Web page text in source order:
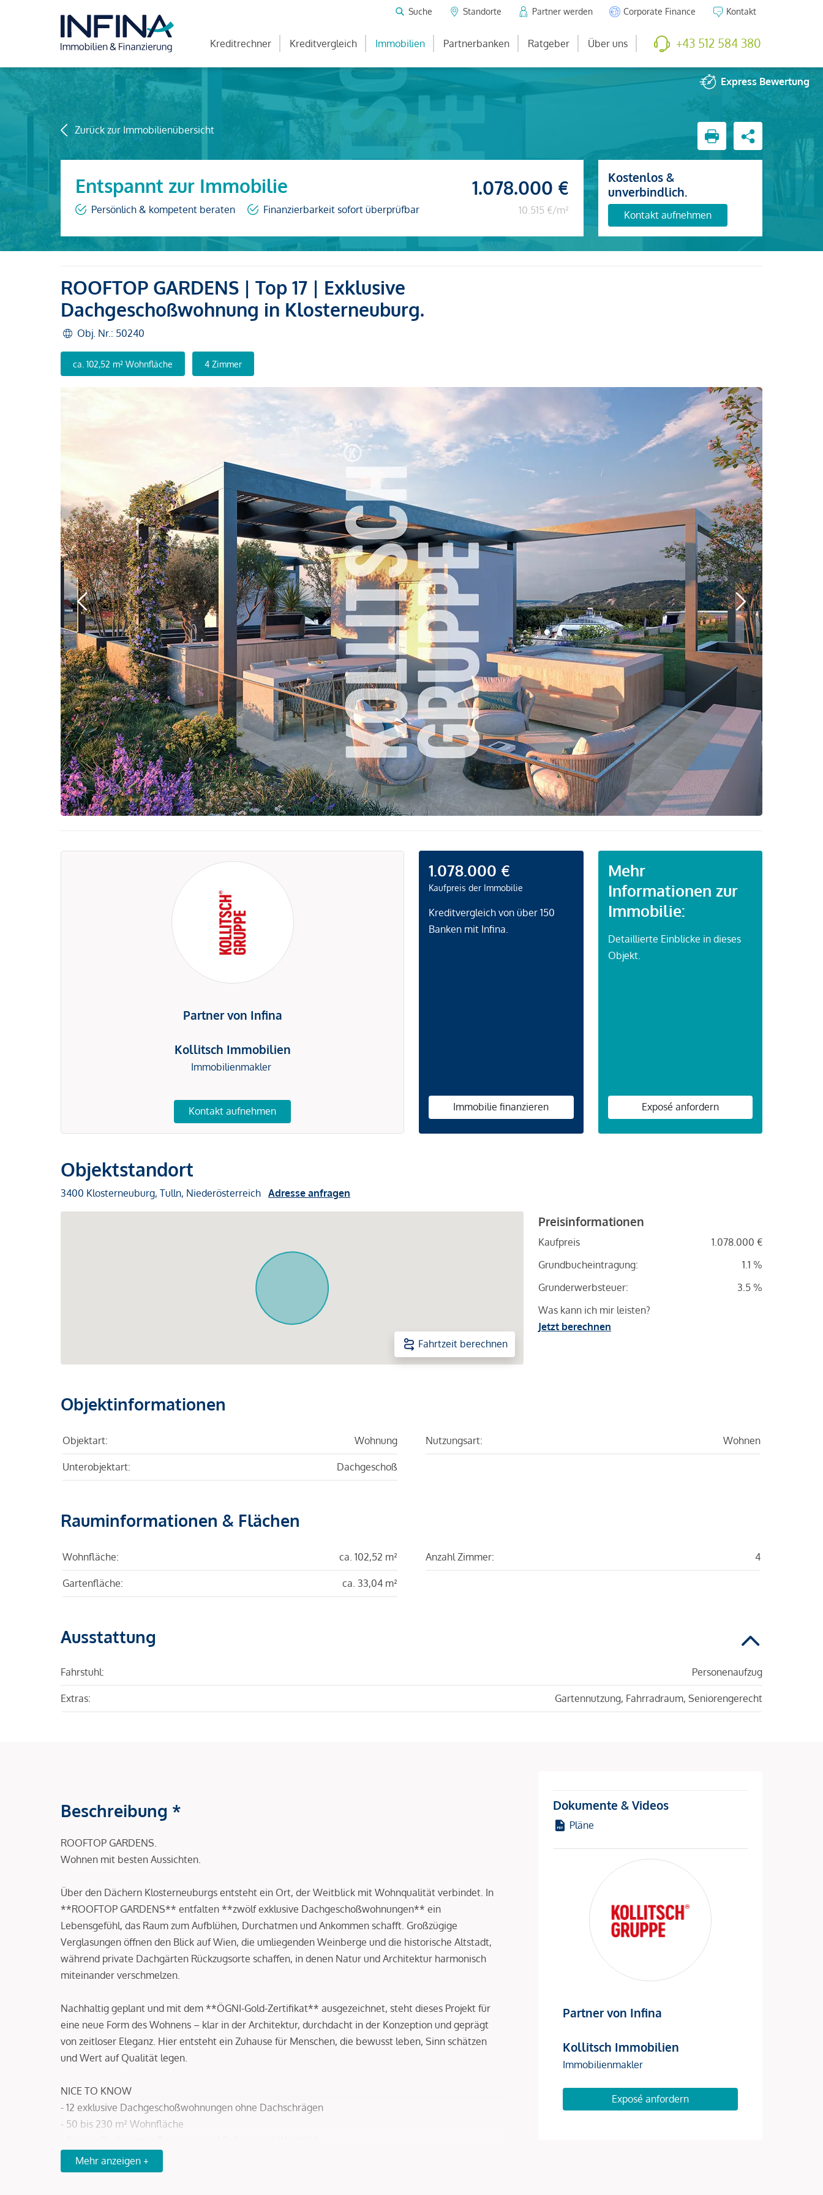
Suche Standorte Partner werden Corporate Finance Kontakt
Kreditrechner Kreditvergleich Immobilien Partnerbanken Ratgeber Über uns +43 512 584 380
Express Bewertung
Zurück zur Immobilienübersicht
Entspannt zur Immobilie
Persönlich & kompetent beraten Finanzierbarkeit sofort überprüfbar
1.078.000 €
10.515 €/m²
Kostenlos &
unverbindlich.
Kontakt aufnehmen
ROOFTOP GARDENS | Top 17 | Exklusive
Dachgeschoßwohnung in Klosterneuburg.
Obj. Nr.: 50240
ca. 102,52 m² Wohnfläche 4 Zimmer
Partner von Infina
Kollitsch Immobilien
Immobilienmakler
Kontakt aufnehmen
1.078.000 €
Kaufpreis der Immobilie
Kreditvergleich von über 150
Banken mit Infina.
Immobilie finanzieren
Mehr
Informationen zur
Immobilie:
Detaillierte Einblicke in dieses
Objekt.
Exposé anfordern
Objektstandort
3400 Klosterneuburg, Tulln, Niederösterreich Adresse anfragen
Fahrtzeit berechnen
Preisinformationen
Kaufpreis
1.078.000 €
Grundbucheintragung:
1.1 %
Grunderwerbsteuer:
3.5 %
Was kann ich mir leisten?
Jetzt berechnen
Objektinformationen
Objektart: Wohnung
Unterobjektart: Dachgeschoß
Nutzungsart: Wohnen
Rauminformationen & Flächen
Wohnfläche: ca. 102,52 m²
Gartenfläche: ca. 33,04 m²
Anzahl Zimmer: 4
Ausstattung
Fahrstuhl: Personenaufzug
Extras: Gartennutzung, Fahrradraum, Seniorengerecht
Beschreibung *
ROOFTOP GARDENS.
Wohnen mit besten Aussichten.
Über den Dächern Klosterneuburgs entsteht ein Ort, der Weitblick mit Wohnqualität verbindet. In
**ROOFTOP GARDENS** entfalten **zwölf exklusive Dachgeschoßwohnungen** ein
Lebensgefühl, das Raum zum Aufblühen, Durchatmen und Ankommen schafft. Großzügige
Verglasungen öffnen den Blick auf Wien, die umliegenden Weinberge und die historische Altstadt,
während private Dachgärten Rückzugsorte schaffen, in denen Natur und Architektur harmonisch
miteinander verschmelzen.
Nachhaltig geplant und mit dem **ÖGNI-Gold-Zertifikat** ausgezeichnet, steht dieses Projekt für
eine neue Form des Wohnens – klar in der Architektur, durchdacht in der Konzeption und geprägt
von zeitloser Eleganz. Hier entsteht ein Zuhause für Menschen, die bewusst leben, Sinn schätzen
und Wert auf Qualität legen.
NICE TO KNOW
- 12 exklusive Dachgeschoßwohnungen ohne Dachschrägen
- 50 bis 230 m² Wohnfläche
- Raumhöhen über 3 Meter in allen Aufenthaltsräumen
- Nachhaltige Energie durch Photovoltaik und Wärmepumpe
Mehr anzeigen +
Dokumente & Videos
Pläne
Partner von Infina
Kollitsch Immobilien
Immobilienmakler
Exposé anfordern